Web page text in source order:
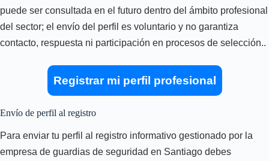
puede ser consultada en el futuro dentro del ámbito profesional
del sector; el envío del perfil es voluntario y no garantiza
contacto, respuesta ni participación en procesos de selección..
Registrar mi perfil profesional
Envío de perfil al registro
Para enviar tu perfil al registro informativo gestionado por la
empresa de guardias de seguridad en Santiago debes